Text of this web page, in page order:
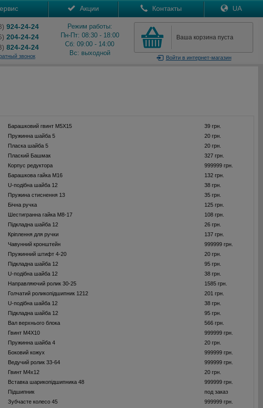
Акции Контакты UA
924-24-24
204-24-24
824-24-24
звонок
Режим работы:
Пн-Пт: 08:30 - 18:00
Сб: 09:00 - 14:00
Вс: выходной
Ваша корзина пуста
Войтив интернет-магазин
Барашковий гвинт M5X15
39 грн.
Пружинна шайба 5
20 грн.
Пласка шайба 5
20 грн.
Плаский Башмак
327 грн.
Корпус редуктора
999999 грн.
Барашкова гайка M16
132 грн.
U-подібна шайба 12
38 грн.
Пружина стиснення 13
35 грн.
Бiчна ручка
125 грн.
Шестигранна гайка M8-17
108 грн.
Підкладна шайба 12
26 грн.
Кріплення для ручки
137 грн.
Чавунний кронштейн
999999 грн.
Пружинний штифт 4-20
20 грн.
Підкладна шайба 12
95 грн.
U-подібна шайба 12
38 грн.
Направляючий ролик 30-25
1585 грн.
Голчатий роликопідшипник 1212
201 грн.
U-подібна шайба 12
38 грн.
Підкладна шайба 12
95 грн.
Вал верхнього блока
566 грн.
Гвинт M4X10
999999 грн.
Пружинна шайба 4
20 грн.
Боковий кожух
999999 грн.
Ведучий ролик 33-64
999999 грн.
Гвинт M4x12
20 грн.
Вставка шарикопідшипника 48
999999 грн.
Пiдшипник
под заказ
Зубчасте колесо 45
999999 грн.